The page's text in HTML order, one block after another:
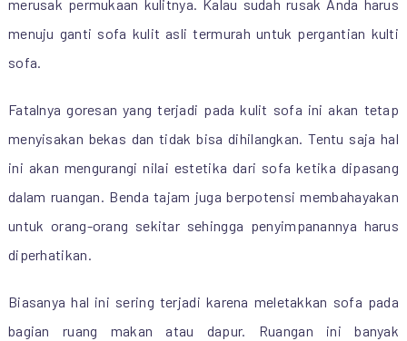
merusak permukaan kulitnya. Kalau sudah rusak Anda harus
menuju ganti sofa kulit asli termurah untuk pergantian kulti
sofa.
Fatalnya goresan yang terjadi pada kulit sofa ini akan tetap
menyisakan bekas dan tidak bisa dihilangkan. Tentu saja hal
ini akan mengurangi nilai estetika dari sofa ketika dipasang
dalam ruangan. Benda tajam juga berpotensi membahayakan
untuk orang-orang sekitar sehingga penyimpanannya harus
diperhatikan.
Biasanya hal ini sering terjadi karena meletakkan sofa pada
bagian ruang makan atau dapur. Ruangan ini banyak